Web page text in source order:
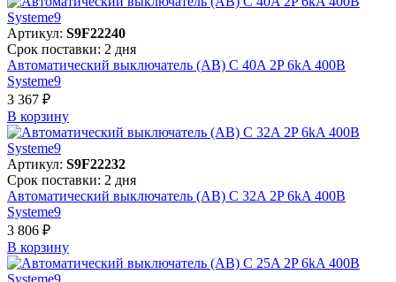
Артикул: S9F22240
Срок поставки: 2 дня
Автоматический выключатель (АВ) C 40A 2P 6kA 400В
Systeme9
3 367 ₽
В корзинy
Артикул: S9F22232
Срок поставки: 2 дня
Автоматический выключатель (АВ) C 32A 2P 6kA 400В
Systeme9
3 806 ₽
В корзинy